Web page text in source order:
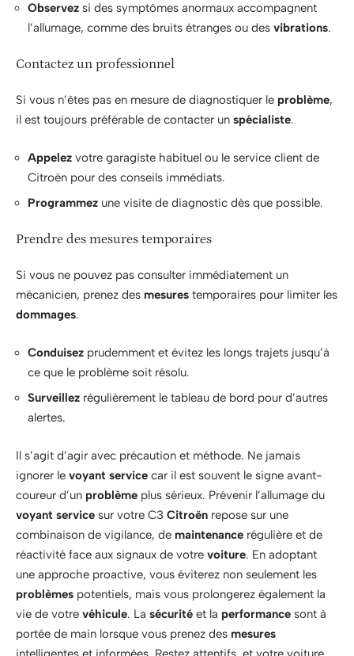
Observez si des symptômes anormaux accompagnent
l’allumage, comme des bruits étranges ou des vibrations.
Contactez un professionnel
Si vous n’êtes pas en mesure de diagnostiquer le problème,
il est toujours préférable de contacter un spécialiste.
Appelez votre garagiste habituel ou le service client de
Citroën pour des conseils immédiats.
Programmez une visite de diagnostic dès que possible.
Prendre des mesures temporaires
Si vous ne pouvez pas consulter immédiatement un
mécanicien, prenez des mesures temporaires pour limiter les
dommages.
Conduisez prudemment et évitez les longs trajets jusqu’à
ce que le problème soit résolu.
Surveillez régulièrement le tableau de bord pour d’autres
alertes.
Il s’agit d’agir avec précaution et méthode. Ne jamais
ignorer le voyant service car il est souvent le signe avant-
coureur d’un problème plus sérieux. Prévenir l’allumage du
voyant service sur votre C3 Citroën repose sur une
combinaison de vigilance, de maintenance régulière et de
réactivité face aux signaux de votre voiture. En adoptant
une approche proactive, vous éviterez non seulement les
problèmes potentiels, mais vous prolongerez également la
vie de votre véhicule. La sécurité et la performance sont à
portée de main lorsque vous prenez des mesures